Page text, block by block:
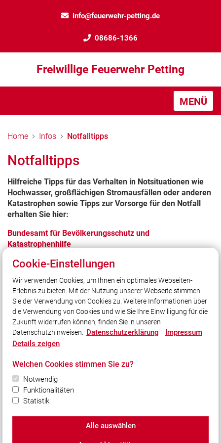
info@feuerwehr-petting.de
08686-1366
Freiwillige Feuerwehr Petting
MENÜ
Home Infos Notfalltipps
Notfalltipps
Hilfreiche Tipps für das Verhalten in Notsituationen wie
Hochwasser, großflächigen Stromausfällen oder anderen
Katastrophen sowie Tipps zur Vorsorge für den Notfall
erhalten Sie hier:
Bundesamt für Bevölkerungsschutz und
Katastrophenhilfe
Unser Leitsatz
Unsere Freizeit für Ihre Sicherheit
Social Media
Bleiben Sie mit uns in Kontakt und vernetzen Sie sich
mit uns!
© 2026 Freiwillige Feuerwehr Petting
Cookie-Einstellungen
Wir verwenden Cookies, um Ihnen ein optimales Webseiten-
Erlebnis zu bieten. Mit der Nutzung unserer Webseite stimmen
Sie der Verwendung von Cookies zu. Weitere Informationen über
die Verwendung von Cookies und wie Sie Ihre Einwilligung für die
Zukunft widerrufen können, finden Sie in unseren
Datenschutzhinweisen. Datenschutzerklärung
Impressum
Details zeigen
Welchen Cookies stimmen Sie zu?
Notwendig
Funktionalitäten
Statistik
Alle auswählen